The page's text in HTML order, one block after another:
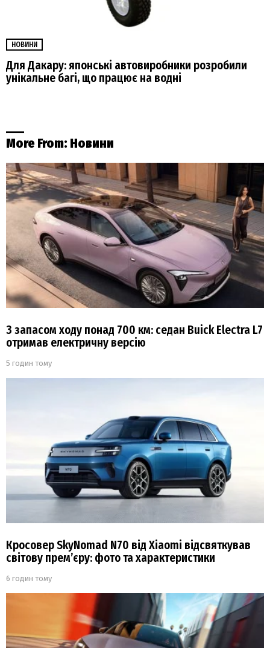
НОВИНИ
Для Дакару: японські автовиробники розробили
унікальне багі, що працює на водні
More From: Новини
З запасом ходу понад 700 км: седан Buick Electra L7
отримав електричну версію
5 годин тому
Кросовер SkyNomad N70 від Xiaomi відсвяткував
світову прем’єру: фото та характеристики
6 годин тому